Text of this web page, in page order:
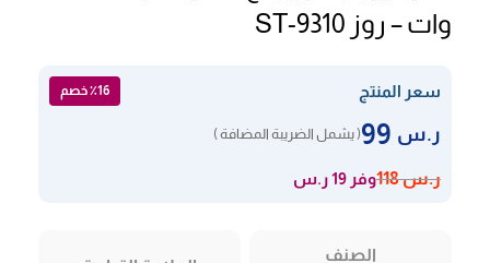
وات – روز ST-9310
سعر المنتج ٪16 خصم
ر.س ( يشمل الضريبة المضافة )
ر.س118 وفر 19 ر.س
الصنف